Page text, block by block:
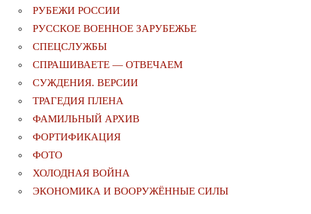
РУБЕЖИ РОССИИ
РУССКОЕ ВОЕННОЕ ЗАРУБЕЖЬЕ
СПЕЦСЛУЖБЫ
СПРАШИВАЕТЕ — ОТВЕЧАЕМ
СУЖДЕНИЯ. ВЕРСИИ
ТРАГЕДИЯ ПЛЕНА
ФАМИЛЬНЫЙ АРХИВ
ФОРТИФИКАЦИЯ
ФОТО
ХОЛОДНАЯ ВОЙНА
ЭКОНОМИКА И ВООРУЖЁННЫЕ СИЛЫ